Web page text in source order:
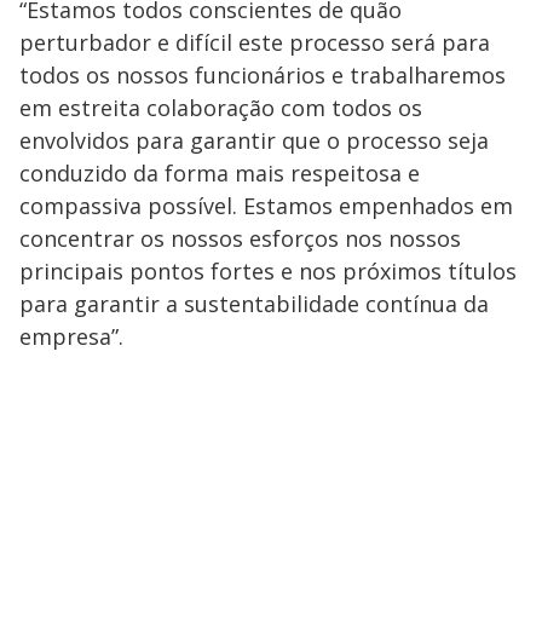
“Estamos todos conscientes de quão
perturbador e difícil este processo será para
todos os nossos funcionários e trabalharemos
em estreita colaboração com todos os
envolvidos para garantir que o processo seja
conduzido da forma mais respeitosa e
compassiva possível. Estamos empenhados em
concentrar os nossos esforços nos nossos
principais pontos fortes e nos próximos títulos
para garantir a sustentabilidade contínua da
empresa”.